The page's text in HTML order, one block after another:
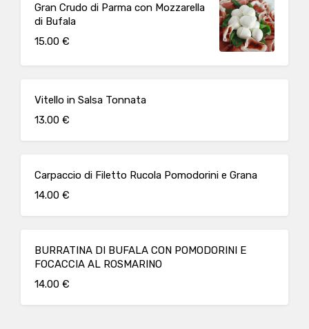
Gran Crudo di Parma con Mozzarella
di Bufala
15.00 €
Vitello in Salsa Tonnata
13.00 €
Carpaccio di Filetto Rucola Pomodorini e Grana
14.00 €
BURRATINA DI BUFALA CON POMODORINI E
FOCACCIA AL ROSMARINO
14.00 €